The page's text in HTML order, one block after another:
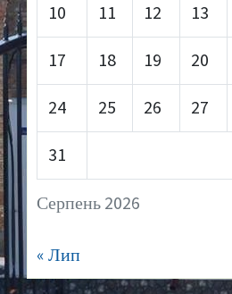
Серпень 2026
10 11 12 13
17 18 19 20
24 25 26 27
31
« Лип